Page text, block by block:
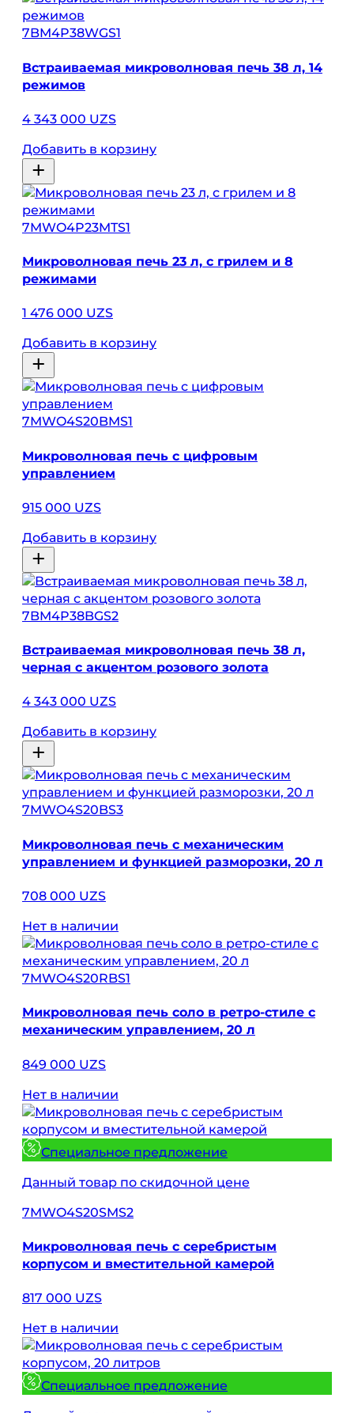
7BM4P38WGS1
Встраиваемая микроволновая печь 38 л, 14
режимов
4 343 000 UZS
Добавить в корзину
7MWO4P23MTS1
Микроволновая печь 23 л, с грилем и 8
режимами
1 476 000 UZS
Добавить в корзину
7MWO4S20BMS1
Микроволновая печь с цифровым
управлением
915 000 UZS
Добавить в корзину
7BM4P38BGS2
Встраиваемая микроволновая печь 38 л,
черная с акцентом розового золота
4 343 000 UZS
Добавить в корзину
7MWO4S20BS3
Микроволновая печь с механическим
управлением и функцией разморозки, 20 л
708 000 UZS
Нет в наличии
7MWO4S20RBS1
Микроволновая печь соло в ретро-стиле с
механическим управлением, 20 л
849 000 UZS
Нет в наличии
Специальное предложение
Данный товар по скидочной цене
7MWO4S20SMS2
Микроволновая печь с серебристым
корпусом и вместительной камерой
817 000 UZS
Нет в наличии
Специальное предложение